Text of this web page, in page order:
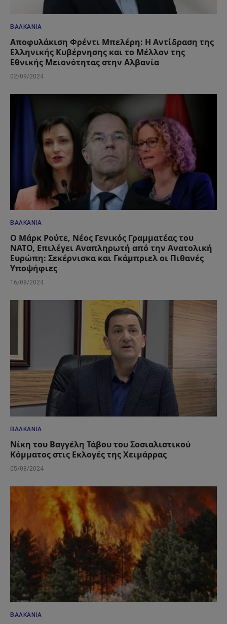
ΒΑΛΚΆΝΙΑ
Αποφυλάκιση Φρέντι Μπελέρη: Η Αντίδραση της
Ελληνικής Κυβέρνησης και το Μέλλον της
Εθνικής Μειονότητας στην Αλβανία
02/09/2024
ΒΑΛΚΆΝΙΑ
Ο Μάρκ Ρούτε, Νέος Γενικός Γραμματέας του
ΝΑΤΟ, Επιλέγει Αναπληρωτή από την Ανατολική
Ευρώπη: Σεκέρνισκα και Γκάμπριελ οι Πιθανές
Υποψήφιες
16/08/2024
ΒΑΛΚΆΝΙΑ
Νίκη του Βαγγέλη Τάβου του Σοσιαλιστικού
Κόμματος στις Εκλογές της Χειμάρρας
05/08/2024
ΒΑΛΚΆΝΙΑ